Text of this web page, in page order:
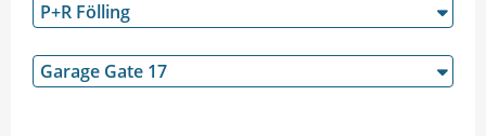
P+R Fölling
Garage Gate 17